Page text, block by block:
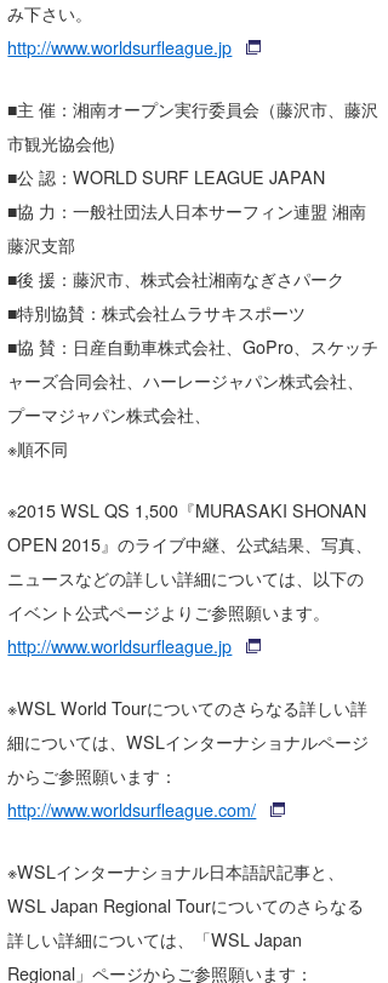
み下さい。
http://www.worldsurfleague.jp
■主 催：湘南オープン実行委員会（藤沢市、藤沢
市観光協会他)
■公 認：WORLD SURF LEAGUE JAPAN
■協 力：一般社団法人日本サーフィン連盟 湘南
藤沢支部
■後 援：藤沢市、株式会社湘南なぎさパーク
■特別協賛：株式会社ムラサキスポーツ
■協 賛：日産自動車株式会社、GoPro、スケッチ
ャーズ合同会社、ハーレージャパン株式会社、
プーマジャパン株式会社、
※順不同
※2015 WSL QS 1,500『MURASAKI SHONAN
OPEN 2015』のライブ中継、公式結果、写真、
ニュースなどの詳しい詳細については、以下の
イベント公式ページよりご参照願います。
http://www.worldsurfleague.jp
※WSL World Tourについてのさらなる詳しい詳
細については、WSLインターナショナルページ
からご参照願います：
http://www.worldsurfleague.com/
※WSLインターナショナル日本語訳記事と、
WSL Japan Regional Tourについてのさらなる
詳しい詳細については、「WSL Japan
Regional」ページからご参照願います：